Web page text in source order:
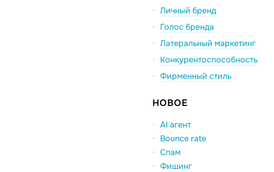
Личный бренд
Голос бренда
Латеральный маркетинг
Конкурентоспособность
Фирменный стиль
НОВОЕ
AI агент
Bounce rate
Спам
Фишинг